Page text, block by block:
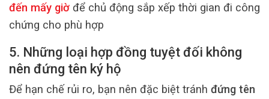
đến mấy giờ để chủ động sắp xếp thời gian đi công
chứng cho phù hợp
5. Những loại hợp đồng tuyệt đối không
nên đứng tên ký hộ
Để hạn chế rủi ro, bạn nên đặc biệt tránh đứng tên